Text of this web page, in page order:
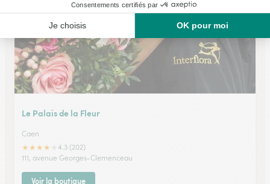
Le Palais de la Fleur
Caen
★★★★
4.3 (202)
111, avenue Georges-Clemenceau
Voir la boutique